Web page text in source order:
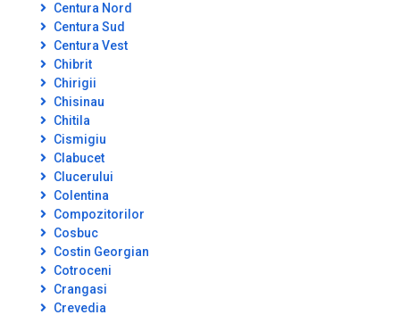
Centura Nord
Centura Sud
Centura Vest
Chibrit
Chirigii
Chisinau
Chitila
Cismigiu
Clabucet
Clucerului
Colentina
Compozitorilor
Cosbuc
Costin Georgian
Cotroceni
Crangasi
Crevedia